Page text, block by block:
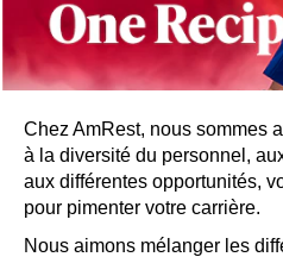
Chez AmRest, nous sommes
à la diversité du personnel,
aux différentes opportunités,
pour pimenter votre carrière.
Nous aimons mélanger les